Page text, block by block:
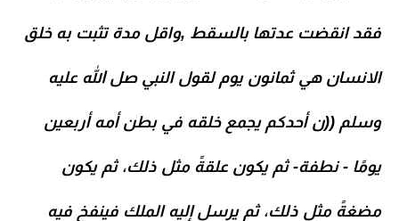
فقد انقضت عدتها بالسقط ,واقل مدة تثبت به خلق
الانسان هي ثمانون يوم لقول النبي صل الله عليه
وسلم ((ن أحدكم يجمع خلقه في بطن أمه أربعين
يومًا - نطفة- ثم يكون علقةً مثل ذلك، ثم يكون
مضغةً مثل ذلك، ثم يرسل إليهالملك فينفخ فيه